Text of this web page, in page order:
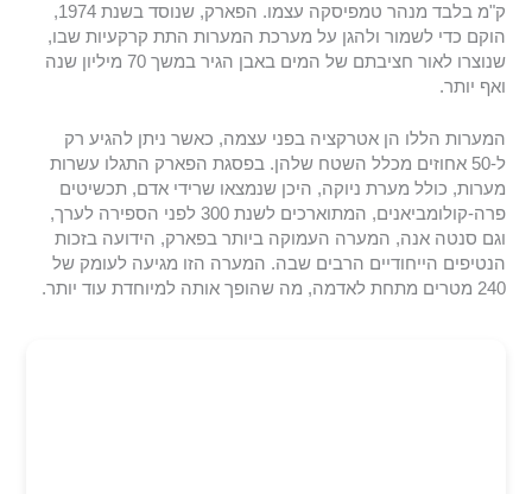
ק"מ בלבד מנהר טמפיסקה עצמו. הפארק, שנוסד בשנת 1974,
הוקם כדי לשמור ולהגן על מערכת המערות התת קרקעיות שבו,
שנוצרו לאור חציבתם של המים באבן הגיר במשך 70 מיליון שנה
ואף יותר.
המערות הללו הן אטרקציה בפני עצמה, כאשר ניתן להגיע רק
ל-50 אחוזים מכלל השטח שלהן. בפסגת הפארק התגלו עשרות
מערות, כולל מערת ניוקה, היכן שנמצאו שרידי אדם, תכשיטים
פרה-קולומביאנים, המתוארכים לשנת 300 לפני הספירה לערך,
וגם סנטה אנה, המערה העמוקה ביותר בפארק, הידועה בזכות
הנטיפים הייחודיים הרבים שבה. המערה הזו מגיעה לעומק של
240 מטרים מתחת לאדמה, מה שהופך אותה למיוחדת עוד יותר.